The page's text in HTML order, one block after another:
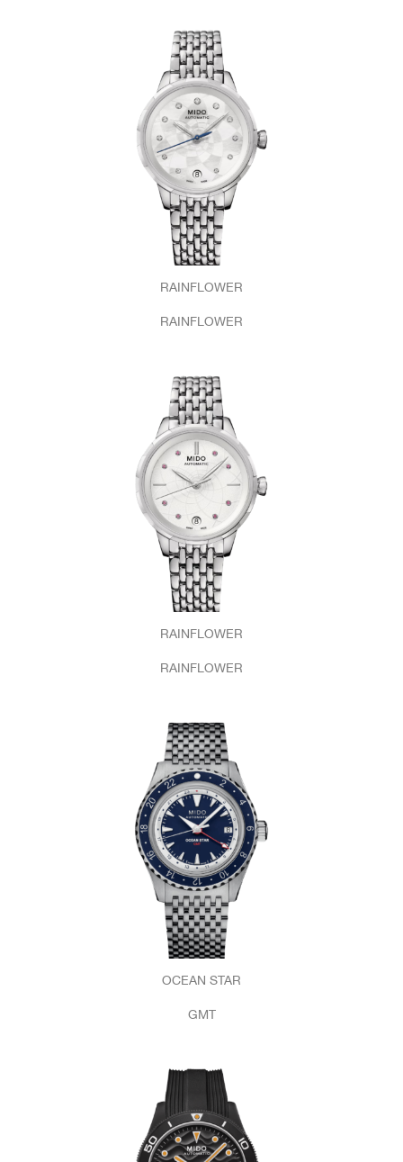
RAINFLOWER
RAINFLOWER
RAINFLOWER
RAINFLOWER
OCEAN STAR
GMT